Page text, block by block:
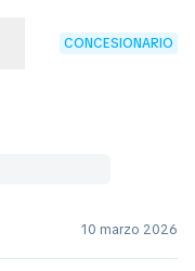
CONCESIONARIO
10 marzo 2026